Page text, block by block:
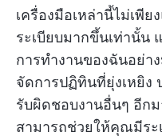
เครื่องมือเหล่านี้ไม่เพี
ระเบียบมากขึ้นเท่านั้น
การทำงานของฉันอย่า
จัดการปฏิทินที่ยุ่งเหยิง
รับผิดชอบงานอื่นๆ อีก
สามารถช่วยให้คุณมีระ